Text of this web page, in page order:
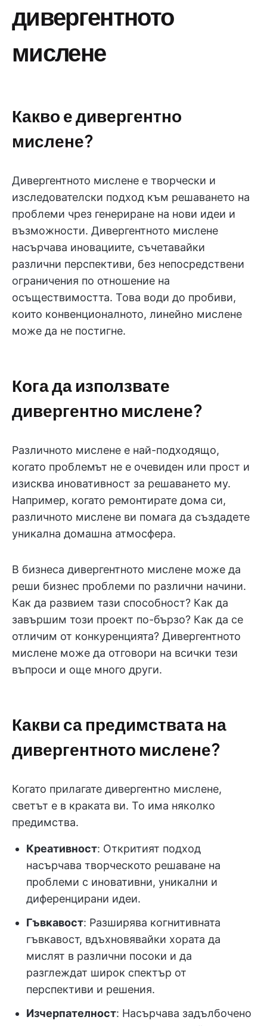
дивергентното
мислене
Какво е дивергентно
мислене?
Дивергентното мислене е творчески и
изследователски подход към решаването на
проблеми чрез генериране на нови идеи и
възможности. Дивергентното мислене
насърчава иновациите, съчетавайки
различни перспективи, без непосредствени
ограничения по отношение на
осъществимостта. Това води до пробиви,
които конвенционалното, линейно мислене
може да не постигне.
Кога да използвате
дивергентно мислене?
Различното мислене е най-подходящо,
когато проблемът не е очевиден или прост и
изисква иновативност за решаването му.
Например, когато ремонтирате дома си,
различното мислене ви помага да създадете
уникална домашна атмосфера.
В бизнеса дивергентното мислене може да
реши бизнес проблеми по различни начини.
Как да развием тази способност? Как да
завършим този проект по-бързо? Как да се
отличим от конкуренцията? Дивергентното
мислене може да отговори на всички тези
въпроси и още много други.
Какви са предимствата на
дивергентното мислене?
Когато прилагате дивергентно мислене,
светът е в краката ви. То има няколко
предимства.
Креативност: Откритият подход
насърчава творческото решаване на
проблеми с иновативни, уникални и
диференцирани идеи.
Гъвкавост: Разширява когнитивната
гъвкавост, вдъхновявайки хората да
мислят в различни посоки и да
разглеждат широк спектър от
перспективи и решения.
Изчерпателност: Насърчава задълбочено